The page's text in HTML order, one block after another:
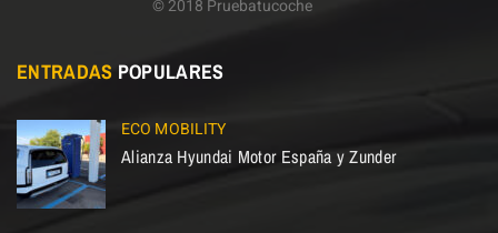
© 2018 Pruebatucoche
ENTRADAS POPULARES
ECO MOBILITY
Alianza Hyundai Motor España y Zunder